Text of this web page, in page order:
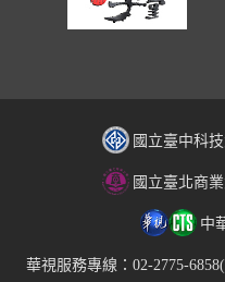
國立臺中科
國立臺北商
中
華視服務專線：02-2775-